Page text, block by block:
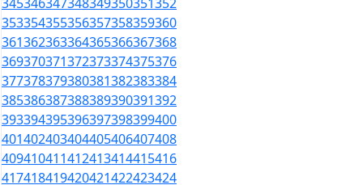
353354355356357358359360
361362363364365366367368
369370371372373374375376
377378379380381382383384
385386387388389390391392
393394395396397398399400
401402403404405406407408
409410411412413414415416
417418419420421422423424